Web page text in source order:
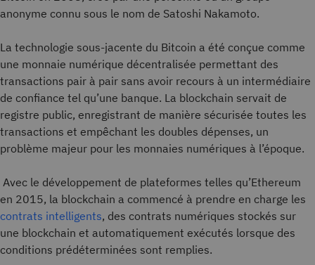
anonyme connu sous le nom de Satoshi Nakamoto.
La technologie sous-jacente du Bitcoin a été conçue comme
une monnaie numérique décentralisée permettant des
transactions pair à pair sans avoir recours à un intermédiaire
de confiance tel qu’une banque. La blockchain servait de
registre public, enregistrant de manière sécurisée toutes les
transactions et empêchant les doubles dépenses, un
problème majeur pour les monnaies numériques à l’époque.
Avec le développement de plateformes telles qu’Ethereum
en 2015, la blockchain a commencé à prendre en charge les
contrats intelligents, des contrats numériques stockés sur
une blockchain et automatiquement exécutés lorsque des
conditions prédéterminées sont remplies.